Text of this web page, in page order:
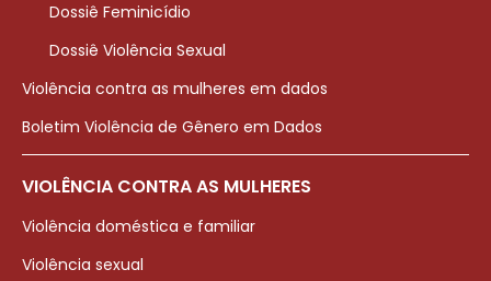
Dossiê Feminicídio
Dossiê Violência Sexual
Violência contra as mulheres em dados
Boletim Violência de Gênero em Dados
VIOLÊNCIA CONTRA AS MULHERES
Violência doméstica e familiar
Violência sexual